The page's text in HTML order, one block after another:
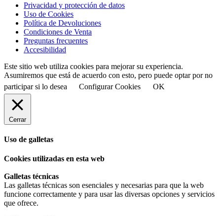
Privacidad y protección de datos
Uso de Cookies
Política de Devoluciones
Condiciones de Venta
Preguntas frecuentes
Accesibilidad
Este sitio web utiliza cookies para mejorar su experiencia.
Asumiremos que está de acuerdo con esto, pero puede optar por no
participar si lo desea
Configurar Cookies OK
Cerrar
Uso de galletas
Cookies utilizadas en esta web
Galletas técnicas
Las galletas técnicas son esenciales y necesarias para que la web
funcione correctamente y para usar las diversas opciones y servicios
que ofrece.